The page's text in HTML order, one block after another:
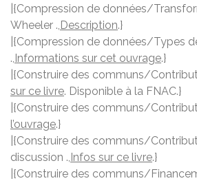
|{Compression de données/
Wheeler ., Description.}
|{Compression de données/Types
., Informations sur cet ouvrage.}
|{Construire des communs/
sur ce livre. Disponible à la FNAC.}
|{Construire des communs/
l’ouvrage.}
|{Construire des communs/
discussion ., Infos sur ce livre.}
|{Construire des communs/